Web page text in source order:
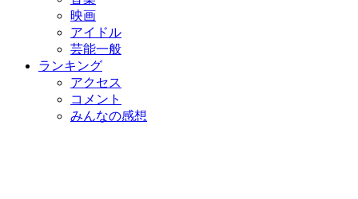
映画
アイドル
芸能一般
ランキング
アクセス
コメント
みんなの感想